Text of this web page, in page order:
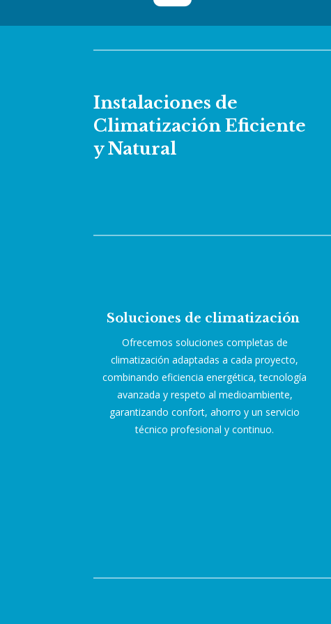
Instalaciones de
Climatización Eficiente
y Natural
Soluciones de climatización
Ofrecemos soluciones completas de
climatización adaptadas a cada proyecto,
combinando eficiencia energética, tecnología
avanzada y respeto al medioambiente,
garantizando confort, ahorro y un servicio
técnico profesional y continuo.